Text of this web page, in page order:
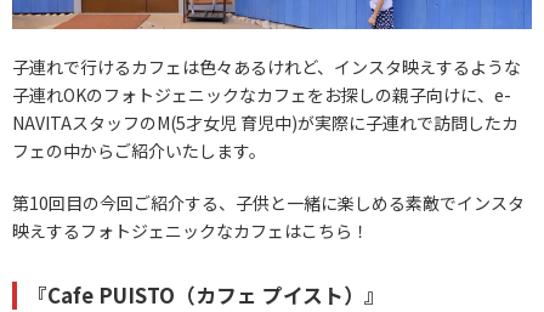
子連れで行けるカフェは色々あるけれど、インスタ映えするような
子連れOKのフォトジェニックなカフェをお探しの親子向けに、e-
NAVITAスタッフのM(5才女児 育児中)が実際に子連れで訪問したカ
フェの中からご紹介いたします。
第10回目の今回ご紹介する、子供と一緒に楽しめる素敵でインスタ
映えするフォトジェニックなカフェはこちら！
『Cafe PUISTO（カフェ プイスト）』